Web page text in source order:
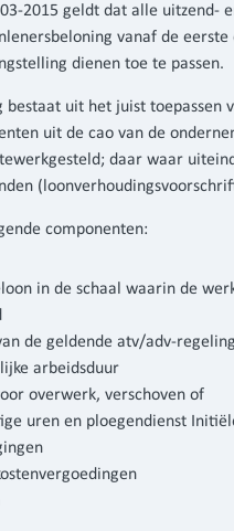
2015 geldt dat alle uitzend-
vanaf de eerste
dienen toe te passen.
bestaat uit het juist toepassen
uit de cao van de
daar waar
componenten:
in de schaal waarin de
de geldende atv/adv-
arbeidsduur
overwerk, verschoven of
uren en ploegendienst